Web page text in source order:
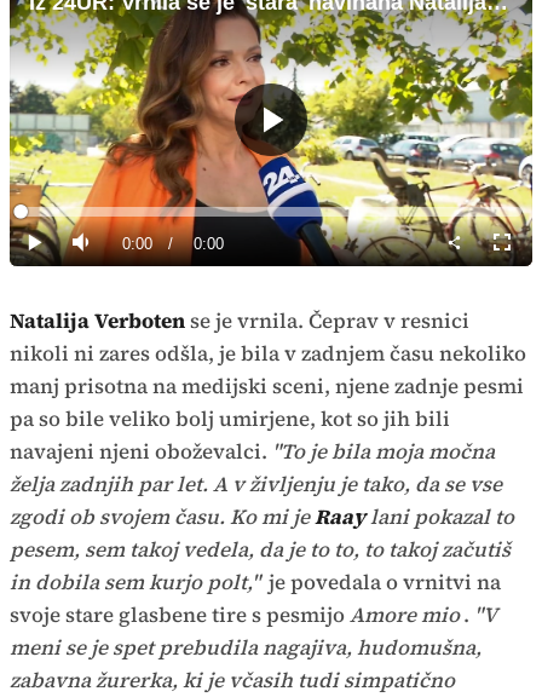
Predvajaj
Predvajaj
Tiho Current
0:00 / Duration
0:00
Loaded:
0%
način
Natalija Verbotense je vrnila. Čeprav v resnici
nikoli ni zares odšla, je bila v zadnjem času nekoliko
manj prisotna na medijski sceni, njene zadnje pesmi
pa so bile veliko bolj umirjene, kot so jih bili
navajeni njeni oboževalci. "To je bila moja močna
želja zadnjih par let. A v življenju je tako, da se vse
zgodi ob svojem času. Ko mi jeRaaylani pokazal to
pesem, sem takoj vedela, da je to to, to takoj začutiš
in dobila sem kurjo polt," je povedala o vrnitvi na
svoje stare glasbene tire s pesmijoAmore mio. "V
meni se je spet prebudila nagajiva, hudomušna,
zabavna žurerka, ki je včasih tudi simpatično